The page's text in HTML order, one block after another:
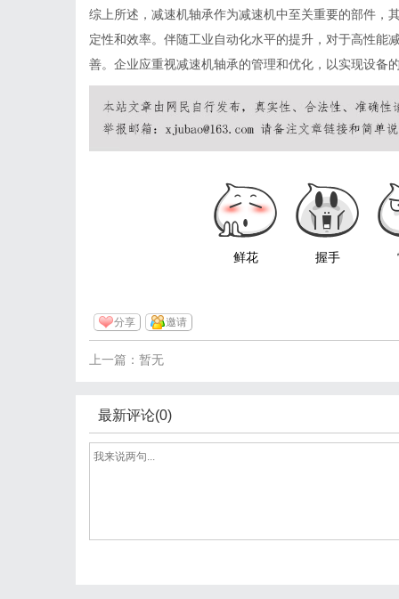
综上所述，减速机轴承作为减速机中至关重要的部件，
定性和效率。伴随工业自动化水平的提升，对于高性能
善。企业应重视减速机轴承的管理和优化，以实现设备
鲜花 握手
分享 邀请
上一篇：暂无
最新评论(0)